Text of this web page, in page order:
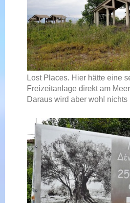
Lost Places. Hier hätte eine
Freizeitanlage direkt am
Daraus wird aber wohl nichts